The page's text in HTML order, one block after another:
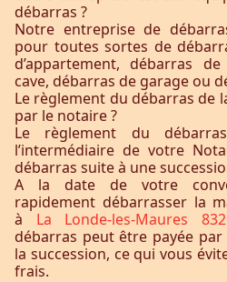
débarras ?
Notre entreprise de
pour toutes sortes de
d’appartement, débarras
cave, débarras de garage ou
Le règlement du débarras de
par le notaire ?
Le règlement du
l’intermédiaire de votre
débarras suite à une
A la date de votre
rapidement débarrasser la
à La Londe-les-Maures
débarras peut être payée
la succession, ce qui vous
frais.